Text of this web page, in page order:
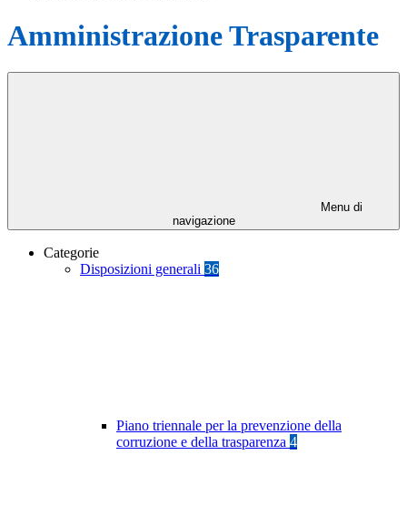
Amministrazione Trasparente
Menu di
navigazione
Categorie
Disposizioni generali 36
Piano triennale per la prevenzione della
corruzione e della trasparenza 4